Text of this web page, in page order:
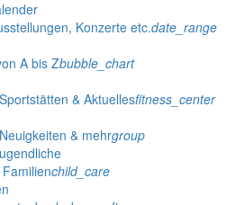
Konzerte etc.date_range
A bis Zbubble_chart
& Aktuellesfitness_center
& mehrgroup
child_care